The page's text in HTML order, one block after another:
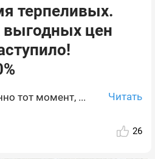
терпеливых.
цен
тот момент, ... Читать
26